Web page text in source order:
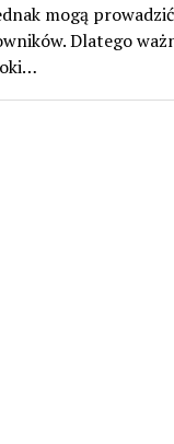
mogą
Dlatego